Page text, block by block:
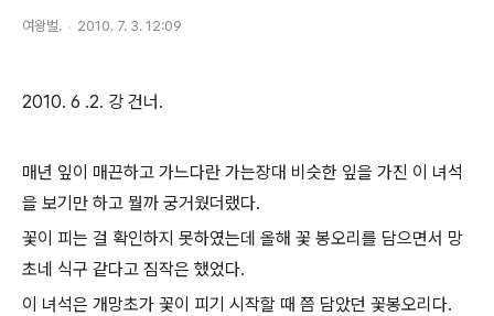
여왕벌. 2010. 7. 3. 12:09
2010. 6 .2. 강 건너.
매년 잎이 매끈하고 가느다란 가는장대 비슷한 잎을 가진 이 녀석
을 보기만 하고 뭘까 궁거웠더랬다.
꽃이 피는 걸 확인하지 못하였는데 올해 꽃 봉오리를 담으면서 망
초네 식구 같다고 짐작은 했었다.
이 녀석은 개망초가 꽃이 피기 시작할 때 쯤 담았던 꽃봉오리다.